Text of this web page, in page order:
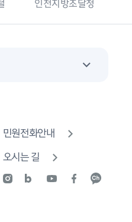
국가기록원
민원전화안내
오시는 길